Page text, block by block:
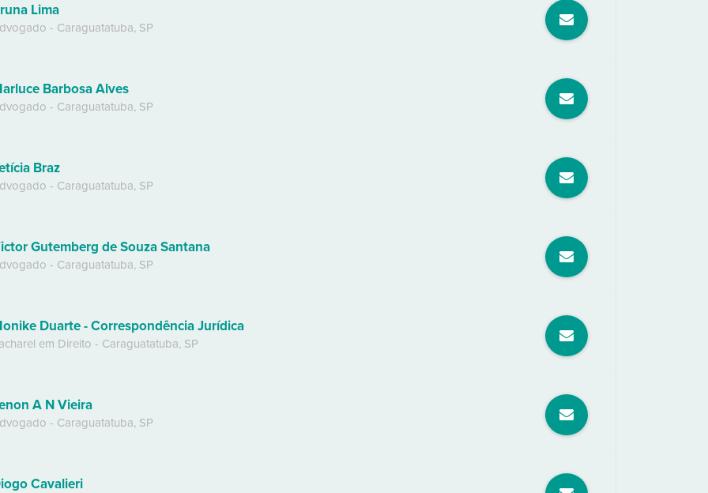
Lima
- Caraguatatuba, SP
Barbosa Alves
- Caraguatatuba, SP
Braz
- Caraguatatuba, SP
Gutemberg de Souza Santana
- Caraguatatuba, SP
Duarte - Correspondência Jurídica
em Direito - Caraguatatuba, SP
A N Vieira
- Caraguatatuba, SP
Cavalieri